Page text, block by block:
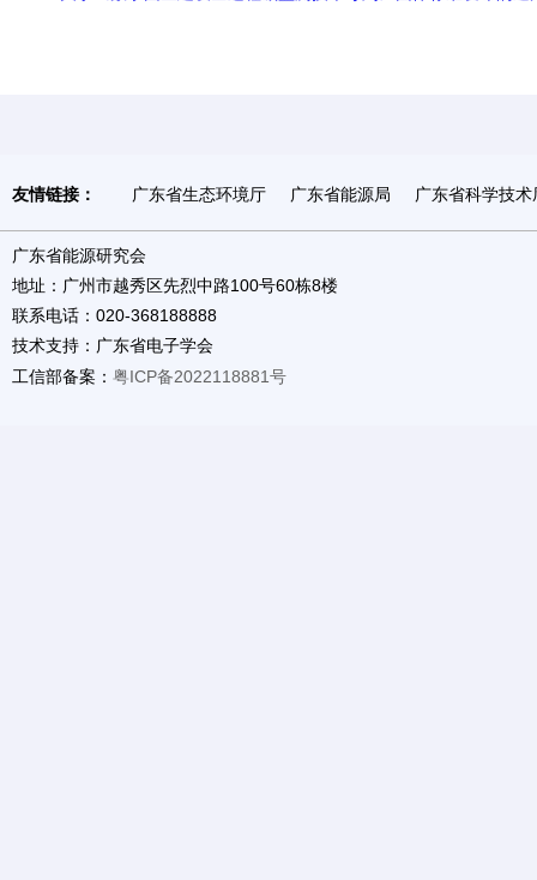
友情链接： 广东省生态环境厅 广东省能源局 广东省科学技术
广东省能源研究会
地址：广州市越秀区先烈中路100号60栋8楼
联系电话：020-368188888
技术支持：广东省电子学会
工信部备案： 粤ICP备2022118881号